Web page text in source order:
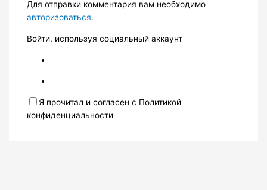
Для отправки комментария вам необходимо
авторизоваться.
Войти, используя социальный аккаунт
Я прочитал и согласен с Политикой
конфиденциальности